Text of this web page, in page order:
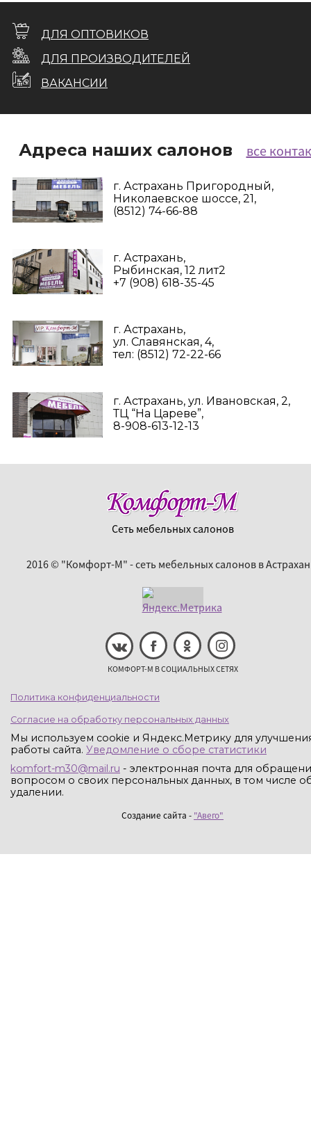
ДЛЯ ОПТОВИКОВ
ДЛЯ ПРОИЗВОДИТЕЛЕЙ
ВАКАНСИИ
Адреса наших салонов все
г. Астрахань Пригородный,
Николаевское шоссе, 21,
(8512) 74-66-88
г. Астрахань,
Рыбинская, 12 лит2
+7 (908) 618-35-45‬
г. Астрахань,
ул. Славянская, 4,
тел: (8512) 72-22-66
г. Астрахань, ул. Ивановская, 2,
ТЦ “На Цареве”,
8-908-613-12-13
Сеть мебельных салонов
2016 © "Комфорт-М" - сеть мебельных салонов в
КОМФОРТ-М В СОЦИАЛЬНЫХ СЕТЯХ
Политика конфиденциальности
Согласие на обработку персональных данных
Мы используем cookie и Яндекс.Метрику для
работы сайта. Уведомление о сборе статистики
komfort-m30@mail.ru - электронная почта для
вопросом о своих персональных данных, в том числе
удалении.
Создание сайта - "Авего"